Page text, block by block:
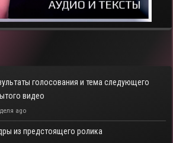
голосования и тема следующего
видео
ago
из предстоящего ролика